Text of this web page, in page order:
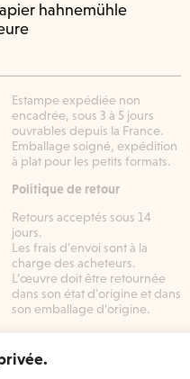
hahnemühle
Estampe expédiée non
encadrée, sous 3 à 5 jours
ouvrables depuis la France.
Emballage soigné, expédition
à plat pour les petits formats.
Politique de retour
Retours acceptés sous 14
jours.
Les frais d'envoi sont à la
charge des acheteurs.
L’œuvre doit être retournée
dans son état d'origine et dans
son emballage d’origine.